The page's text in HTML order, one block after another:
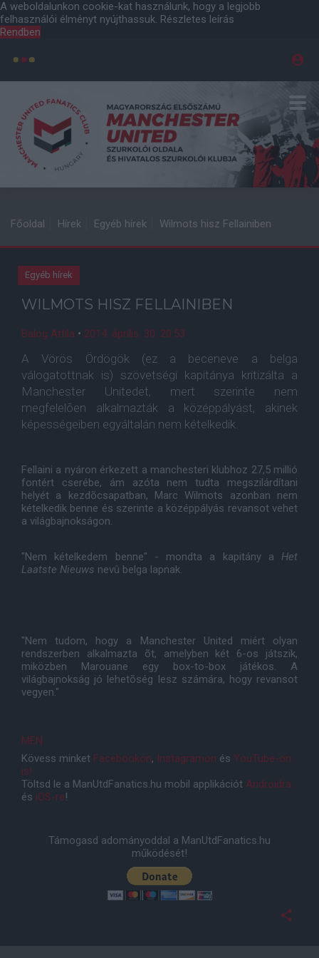
A weboldalunkon cookie-kat használunk, hogy a legjobb
felhasználói élményt nyújthassuk. Részletes leírás
Rendben
Főoldal Hírek Egyéb hírek Wilmots hisz Fellainiben
Egyéb hírek
WILMOTS HISZ FELLAINIBEN
Balog Attila • 2014. április. 30. 20:53
A Vörös Ördögök (ez a beceneve a belga
válogatottnak is) szövetségi kapitánya kritizálta a
Manchester Unitedet, mert szerinte nem
megfelelõen alkalmazták a középpályást, akinek
képességeiben egyáltalán nem kételkedik.
Fellaini a nyáron érkezett a manchesteri klubhoz 27,5 millió
fontért cserébe, ám azóta nem tudta megszilárdítani
helyét a kezdõcsapatban, Marc Wilmots azonban nem
kételkedik benne és szerinte a középpályás revansot vehet
a világbajnokságon.
"Nem kételkedem benne" - mondta a kapitány a Het
Laatste Nieuws nevû belga lapnak.
"Nem tudom, hogy a Manchester United miért olyan
rendszerben alkalmazta õt, amelyben két 6-os játszik,
miközben Marouane egy box-to-box játékos. A
világbajnokság jó lehetõség lesz számára, hogy revansot
vegyen."
MEN
Kövess minket Facebookon, Instagramon és YouTube-on
is!
Töltsd le a ManUtdFanatics.hu mobil applikációt Androidra
és iOS-re!
Támogasd adományoddal a ManUtdFanatics.hu
működését!